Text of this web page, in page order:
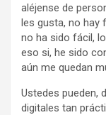
aléjense de
les gusta, no hay
no ha sido fácil,
eso si, he sido
aún me quedan
Ustedes pueden,
digitales tan